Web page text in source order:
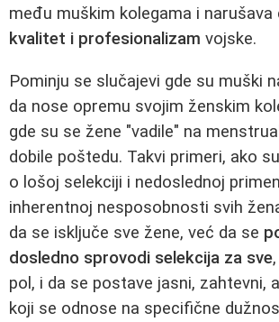
među muškim kolegama i narušava
kvalitet i profesionalizam vojske.
Pominju se slučajevi gde su muški
da nose opremu svojim ženskim
gde su se žene "vadile" na
dobile poštedu. Takvi primeri, ako
o lošoj selekciji i nedoslednoj
inherentnoj nesposobnosti svih
da se isključe sve žene, već da se
dosledno sprovodi selekcija za sve
pol, i da se postave jasni, zahtevni,
koji se odnose na specifične